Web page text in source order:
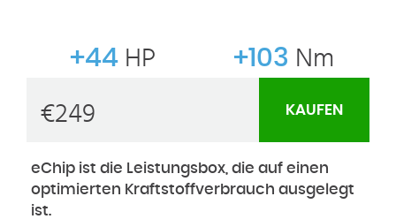
+44 HP +103 Nm
€249 KAUFEN
eChip ist die Leistungsbox, die auf einen
optimierten Kraftstoffverbrauch ausgelegt
ist.